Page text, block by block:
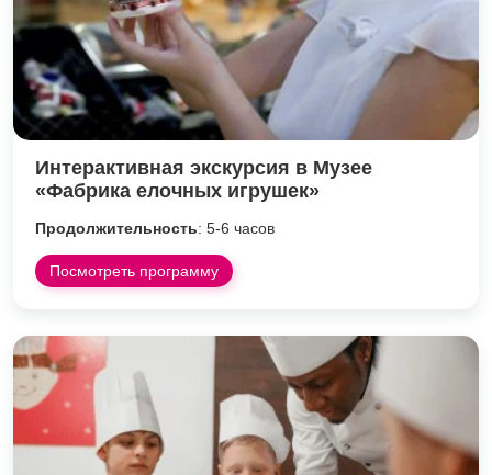
Интерактивная экскурсия в Музее
«Фабрика елочных игрушек»
Продолжительность: 5-6 часов
Посмотреть программу